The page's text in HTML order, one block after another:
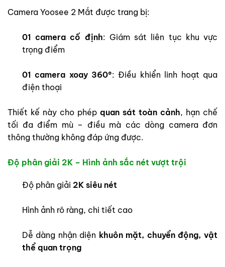
Camera Yoosee 2 Mắt được trang bị:
01 camera cố định: Giám sát liên tục khu vực
trọng điểm
01 camera xoay 360°: Điều khiển linh hoạt qua
điện thoại
Thiết kế này cho phép quan sát toàn cảnh, hạn chế
tối đa điểm mù – điều mà các dòng camera đơn
thông thường không đáp ứng được.
Độ phân giải 2K – Hình ảnh sắc nét vượt trội
Độ phân giải 2K siêu nét
Hình ảnh rõ ràng, chi tiết cao
Dễ dàng nhận diện khuôn mặt, chuyển động, vật
thể quan trọng